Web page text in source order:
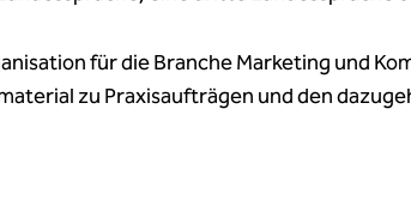
für die Branche Marketing und
zu Praxisaufträgen und den